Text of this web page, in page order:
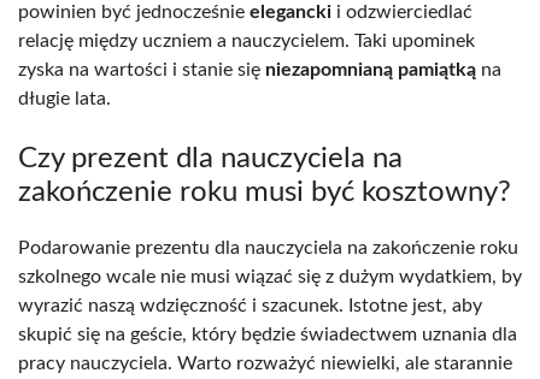
powinien być jednocześnie elegancki i odzwierciedlać
relację między uczniem a nauczycielem. Taki upominek
zyska na wartości i stanie się niezapomnianą pamiątką na
długie lata.
Czy prezent dla nauczyciela na
zakończenie roku musi być kosztowny?
Podarowanie prezentu dla nauczyciela na zakończenie roku
szkolnego wcale nie musi wiązać się z dużym wydatkiem, by
wyrazić naszą wdzięczność i szacunek. Istotne jest, aby
skupić się na geście, który będzie świadectwem uznania dla
pracy nauczyciela. Warto rozważyć niewielki, ale starannie